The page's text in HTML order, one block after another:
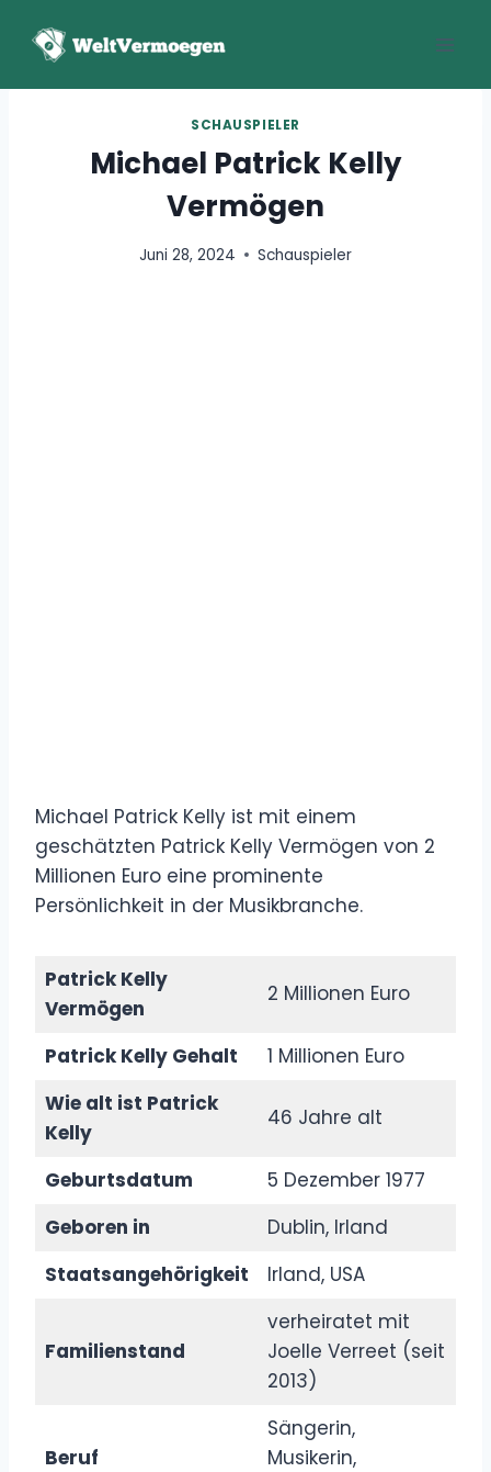
Inhalt
SCHAUSPIELER
Michael Patrick Kelly
Vermögen
Juni 28, 2024 Schauspieler
Michael Patrick Kelly ist mit einem
geschätzten Patrick Kelly Vermögen von 2
Millionen Euro eine prominente
Persönlichkeit in der Musikbranche.
Patrick Kelly
Vermögen
2 Millionen Euro
Patrick Kelly Gehalt
1 Millionen Euro
Wie alt ist Patrick
Kelly
46 Jahre alt
Geburtsdatum
5 Dezember 1977
Geboren in
Dublin, Irland
Staatsangehörigkeit
Irland, USA
Familienstand
verheiratet mit
Joelle Verreet (seit
2013)
Beruf
Sängerin,
Musikerin,